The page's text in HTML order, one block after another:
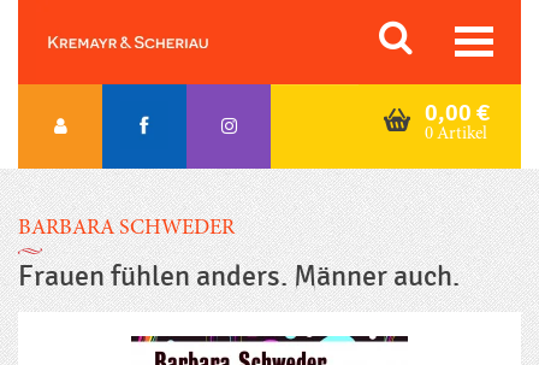
content
Orac K&S
0,00 €
0 Artikel
BARBARA SCHWEDER
Frauen fühlen anders. Männer auch.